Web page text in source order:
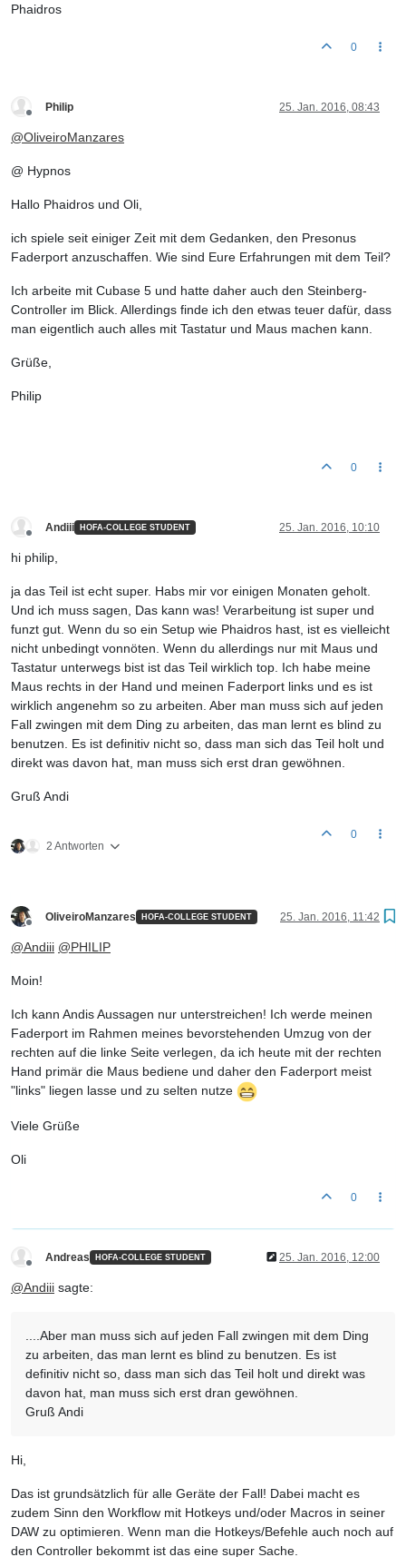
Phaidros
0
Offline
Philip 25. Jan. 2016, 08:43
@OliveiroManzares
@ Hypnos
Hallo Phaidros und Oli,
ich spiele seit einiger Zeit mit dem Gedanken, den Presonus
Faderport anzuschaffen. Wie sind Eure Erfahrungen mit dem Teil?
Ich arbeite mit Cubase 5 und hatte daher auch den Steinberg-
Controller im Blick. Allerdings finde ich den etwas teuer dafür, dass
man eigentlich auch alles mit Tastatur und Maus machen kann.
Grüße,
Philip
0
Offline
Andiii HOFA-COLLEGE STUDENT 25. Jan. 2016, 10:10
hi philip,
ja das Teil ist echt super. Habs mir vor einigen Monaten geholt.
Und ich muss sagen, Das kann was! Verarbeitung ist super und
funzt gut. Wenn du so ein Setup wie Phaidros hast, ist es vielleicht
nicht unbedingt vonnöten. Wenn du allerdings nur mit Maus und
Tastatur unterwegs bist ist das Teil wirklich top. Ich habe meine
Maus rechts in der Hand und meinen Faderport links und es ist
wirklich angenehm so zu arbeiten. Aber man muss sich auf jeden
Fall zwingen mit dem Ding zu arbeiten, das man lernt es blind zu
benutzen. Es ist definitiv nicht so, dass man sich das Teil holt und
direkt was davon hat, man muss sich erst dran gewöhnen.
Gruß Andi
2 Antworten
0
Offline
OliveiroManzares HOFA-COLLEGE STUDENT 25. Jan. 2016, 11:42
@Andiii @PHILIP
Moin!
Ich kann Andis Aussagen nur unterstreichen! Ich werde meinen
Faderport im Rahmen meines bevorstehenden Umzug von der
rechten auf die linke Seite verlegen, da ich heute mit der rechten
Hand primär die Maus bediene und daher den Faderport meist
"links" liegen lasse und zu selten nutze
Viele Grüße
Oli
0
Offline
Andreas HOFA-COLLEGE STUDENT 25. Jan. 2016, 12:00
@Andiii sagte:
....Aber man muss sich auf jeden Fall zwingen mit dem Ding
zu arbeiten, das man lernt es blind zu benutzen. Es ist
definitiv nicht so, dass man sich das Teil holt und direkt was
davon hat, man muss sich erst dran gewöhnen.
Gruß Andi
Hi,
Das ist grundsätzlich für alle Geräte der Fall! Dabei macht es
zudem Sinn den Workflow mit Hotkeys und/oder Macros in seiner
DAW zu optimieren. Wenn man die Hotkeys/Befehle auch noch auf
den Controller bekommt ist das eine super Sache.